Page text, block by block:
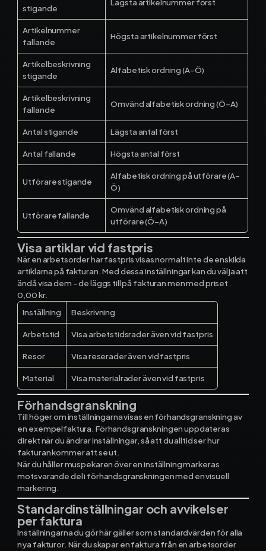
stigande
Lägsta artikelnummer först
Artikelnummer
fallande
Högsta artikelnummer först
Artikelbeskrivning
stigande
Alfabetisk ordning (A–Ö)
Artikelbeskrivning
fallande
Omvänd alfabetisk ordning (Ö–A)
Antal stigande Lägsta antal först
Antal fallande Högsta antal först
Utförare stigande
Alfabetisk ordning på utförare (A–
Ö)
Utförare fallande
Omvänd alfabetisk ordning på
utförare (Ö–A)
Visa artiklar vid fastpris
När en arbetsorder har fastpris visas normalt inte de enskilda
artiklarna på fakturan. Med dessa inställningar kan du välja att
ändå visa dem – de läggs till på fakturan men med priset
0,00 kr.
Inställning
Beskrivning
Arbetstid Visa arbetstidsrader även vid fastpris
Resor Visa reserader även vid fastpris
Material Visa materialrader även vid fastpris
Förhandsgranskning
Till höger om inställningarna visas en förhandsgranskning av
en exempelfaktura. Förhandsgranskningen uppdateras
direkt när du ändrar inställningar, så att du alltid ser hur
fakturan kommer att se ut.
När du håller muspekaren över en inställning markeras
motsvarande del i förhandsgranskningen med en visuell
markering.
Standardinställningar och avvikelser
per faktura
Inställningarna du gör här gäller som standardvärden för alla
nya fakturor. När du skapar en faktura från en arbetsorder